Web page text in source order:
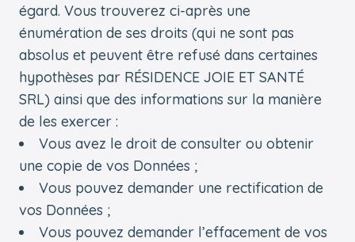
égard. Vous trouverez ci-après une
énumération de ses droits (qui ne sont pas
absolus et peuvent être refusé dans certaines
hypothèses par RÉSIDENCE JOIE ET SANTÉ
SRL) ainsi que des informations sur la manière
de les exercer :
Vous avez le droit de consulter ou obtenir
une copie de vos Données ;
Vous pouvez demander une rectification de
vos Données ;
Vous pouvez demander l’effacement de vos